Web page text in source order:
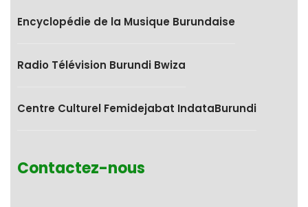
Encyclopédie de la Musique Burundaise
Radio Télévision Burundi Bwiza
Centre Culturel Femidejabat IndataBurundi
Contactez-nous